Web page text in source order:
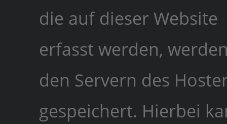
die auf dieser Website
erfasst werden,
den Servern des
gespeichert. Hierbei